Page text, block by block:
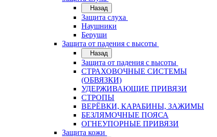
Назад
Защита слуха
Наушники
Беруши
Защита от падения с высоты
Назад
Защита от падения с высоты
СТРАХОВОЧНЫЕ СИСТЕМЫ
(ОБВЯЗКИ)
УДЕРЖИВАЮЩИЕ ПРИВЯЗИ
СТРОПЫ
ВЕРЁВКИ, КАРАБИНЫ, ЗАЖИМЫ
БЕЗЛЯМОЧНЫЕ ПОЯСА
ОГНЕУПОРНЫЕ ПРИВЯЗИ
Защита кожи